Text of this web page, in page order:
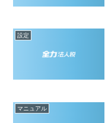
設定
マニュアル